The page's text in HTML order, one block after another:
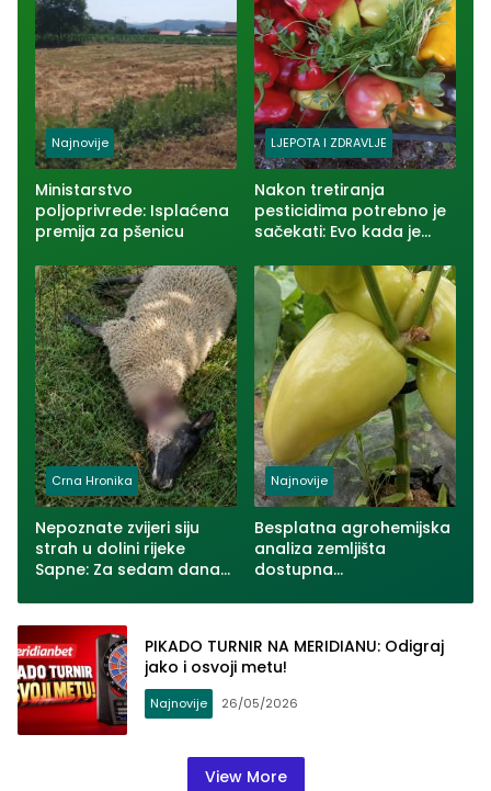
Najnovije
Ministarstvo
poljoprivrede: Isplaćena
premija za pšenicu
LJEPOTA I ZDRAVLJE
Nakon tretiranja
pesticidima potrebno je
sačekati: Evo kada je
za jelo
Crna Hronika
Nepoznate zvijeri siju
strah u dolini rijeke
Sapne: Za sedam dana
ovaca u dva zvornička
naselja (VIDEO)
Najnovije
Besplatna agrohemijska
analiza zemljišta
dostupna
Zvorniku
PIKADO TURNIR NA MERIDIANU: Odigraj
jako i osvoji metu!
Najnovije 26/05/2026
View More